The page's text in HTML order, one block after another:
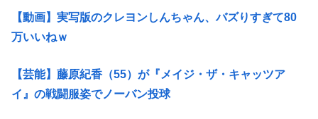
【動画】実写版のクレヨンしんちゃん、バズりすぎて80
万いいねｗ
【芸能】藤原紀香（55）が『メイジ・ザ・キャッツア
イ』の戦闘服姿でノーバン投球